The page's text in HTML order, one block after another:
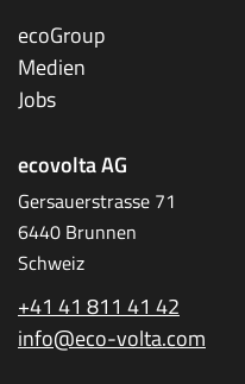
ecoGroup
Medien
Jobs
ecovolta AG
Gersauerstrasse 71
6440 Brunnen
Schweiz
+41 41 811 41 42
info@eco-volta.com